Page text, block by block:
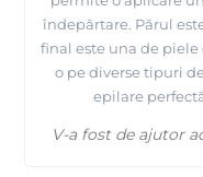
Tutorial epilare cu
îndepărtare. Părul
final este una de
o pe diverse tipuri
epilare
V-a fost de ajutor